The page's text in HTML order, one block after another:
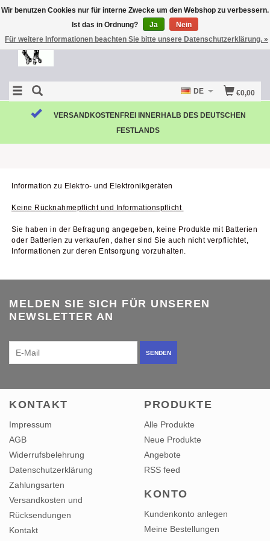
€0,00
DE
VERSANDKOSTENFREI INNERHALB DES DEUTSCHEN
FESTLANDS
Information zu Elektro- und Elektronikgeräten
Keine Rücknahmepflicht und Informationspflicht
Sie haben in der Befragung angegeben, keine Produkte mit Batterien
oder Batterien zu verkaufen, daher sind Sie auch nicht verpflichtet,
Informationen zur deren Entsorgung vorzuhalten.
MELDEN SIE SICH FÜR UNSEREN
NEWSLETTER AN
SENDEN
KONTAKT
Impressum
AGB
Widerrufsbelehrung
Datenschutzerklärung
Zahlungsarten
Versandkosten und
Rücksendungen
Kontakt
PRODUKTE
Alle Produkte
Neue Produkte
Angebote
RSS feed
KONTO
Kundenkonto anlegen
Meine Bestellungen
Wir benutzen Cookies nur für interne Zwecke um den Webshop zu verbessern.
Ist das in Ordnung?
Ja
Nein
Für weitere Informationen beachten Sie bitte unsere Datenschutzerklärung. »